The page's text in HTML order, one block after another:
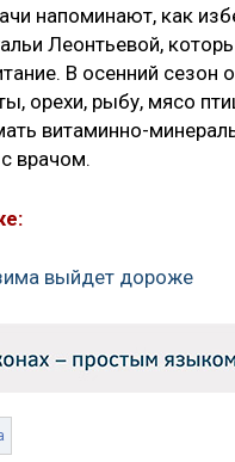
напоминают, как
Леонтьевой,
В осенний
орехи, рыбу, мясо
витаминно-
врачом.
выйдет дороже